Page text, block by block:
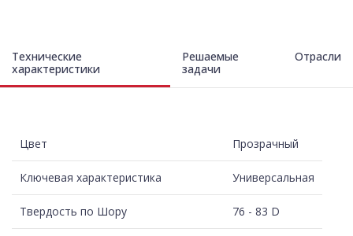
Технические
характеристики
Решаемые
задачи
Отрасли
Цвет Прозрачный
Ключевая характеристика Универсальная
Твердость по Шору 76 - 83 D